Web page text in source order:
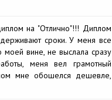
на "Отлично"!!! Диплом
сроки. У меня все
вине, не выслала сразу
меня вел грамотный
мне обошелся дешевле,